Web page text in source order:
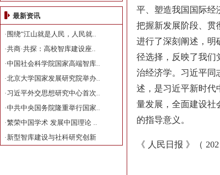
最新资讯
· 围绕“江山就是人民，人民就..
·共商·共探：高校智库建设座..
·中国社会科学院国家高端智库..
·北京大学国家发展研究院举办..
· 习近平外交思想研究中心首次..
·中共中央国务院隆重举行国家..
·繁荣中国学术 发展中国理论 ..
· 新型智库建设与社科研究创新
平、塑造我国国际经
把握新发展阶段、贯
进行了深刻阐述，明
径选择，反映了我们
治经济学。习近平同
述，是习近平新时代
量发展，全面建设社
的指导意义。
《 人民日报 》（